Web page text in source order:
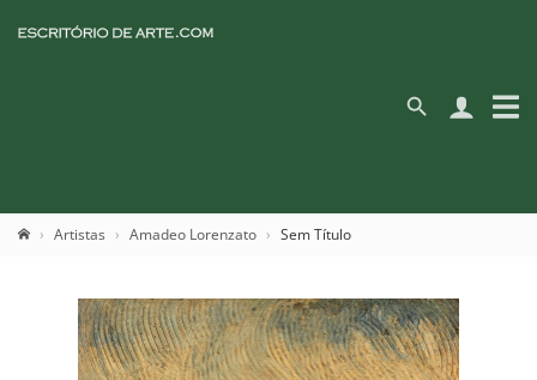
Artistas Amadeo Lorenzato Sem Título